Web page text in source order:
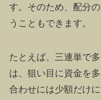
す。そのため、配分
うこともできます。
たとえば、三連単で
は、狙い目に資金を
合わせには少額だけ